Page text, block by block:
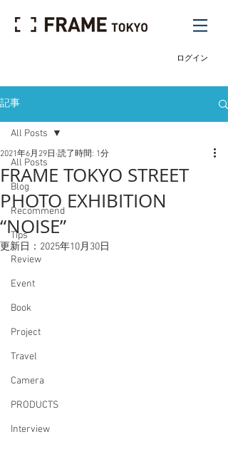
ログイン
記事
All Posts
Blog
Recommend
Tips
Review
Event
Book
Project
Travel
Camera
PRODUCTS
Interview
All Posts
FRAME TOKYO STREET
PHOTO EXHIBITION
“NOISE”
2021年6月29日 読了時間: 1分
更新日： 2025年10月30日